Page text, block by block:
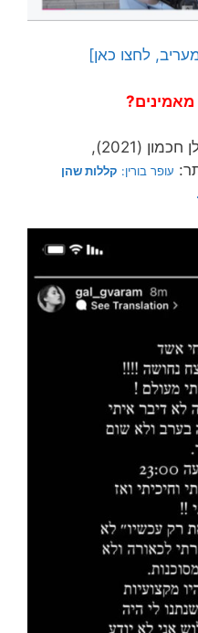
לחצו כאן]
(2021),
עופר בורין: קללות שהן